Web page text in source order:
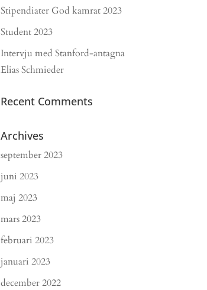
Stipendiater God kamrat 2023
Student 2023
Intervju med Stanford-antagna
Elias Schmieder
Recent Comments
Archives
september 2023
juni 2023
maj 2023
mars 2023
februari 2023
januari 2023
december 2022